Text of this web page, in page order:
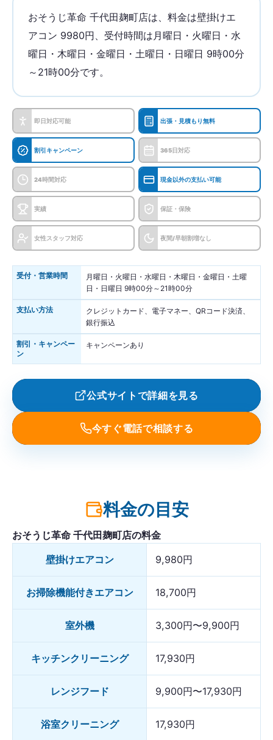
おそうじ革命 千代田麹町店は、料金は壁掛けエ
アコン 9980円、受付時間は月曜日・火曜日・水
曜日・木曜日・金曜日・土曜日・日曜日 9時00分
～21時00分です。
即日対応可能 出張・見積もり無料
割引キャンペーン 365日対応
24時間対応 現金以外の支払い可能
実績 保証・保険
女性スタッフ対応 夜間/早朝割増なし
受付・営業時間
月曜日・火曜日・水曜日・木曜日・金曜日・土曜
日・日曜日 9時00分～21時00分
支払い方法
クレジットカード、電子マネー、QRコード決済、
銀行振込
割引・キャンペー
ン
キャンペーンあり
公式サイトで詳細を見る
今すぐ電話で相談する
料金の目安
おそうじ革命 千代田麹町店の料金
壁掛けエアコン
9,980円
お掃除機能付きエアコン 18,700円
室外機 3,300円〜9,900円
キッチンクリーニング 17,930円
レンジフード 9,900円〜17,930円
浴室クリーニング 17,930円